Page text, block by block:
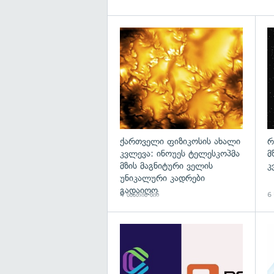
ქართველი ფიზიკოსის ახალი
კვლევა: ინოუეს ტელესკოპმა
მზის მაგნიტური ველის
უნიკალური კადრები
გადაიღო
4 საათის წინ 6